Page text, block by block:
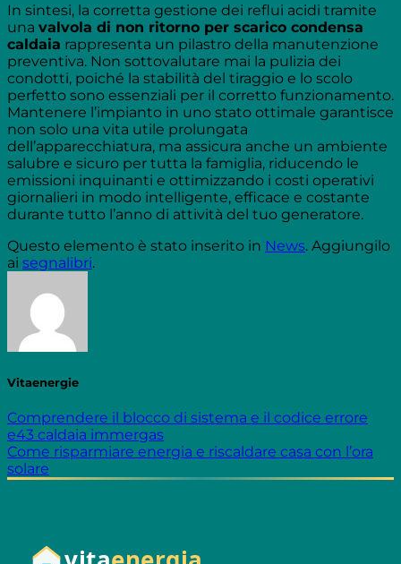
In sintesi, la corretta gestione dei reflui acidi tramite
una valvola di non ritorno per scarico condensa
caldaia rappresenta un pilastro della manutenzione
preventiva. Non sottovalutare mai la pulizia dei
condotti, poiché la stabilità del tiraggio e lo scolo
perfetto sono essenziali per il corretto funzionamento.
Mantenere l’impianto in uno stato ottimale garantisce
non solo una vita utile prolungata
dell’apparecchiatura, ma assicura anche un ambiente
salubre e sicuro per tutta la famiglia, riducendo le
emissioni inquinanti e ottimizzando i costi operativi
giornalieri in modo intelligente, efficace e costante
durante tutto l’anno di attività del tuo generatore.
Questo elemento è stato inserito in News. Aggiungilo
ai segnalibri.
Vitaenergie
Comprendere il blocco di sistema e il codice errore
e43 caldaia immergas
Come risparmiare energia e riscaldare casa con l’ora
solare